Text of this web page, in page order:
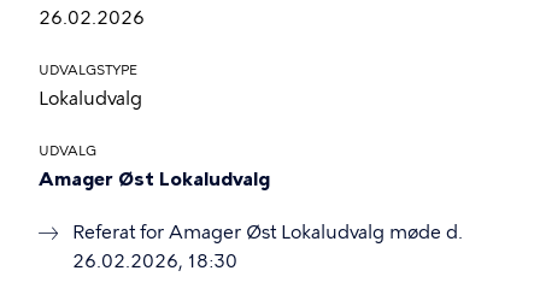
26.02.2026
UDVALGSTYPE
Lokaludvalg
UDVALG
Amager Øst Lokaludvalg
Referat for Amager Øst Lokaludvalg møde d.
26.02.2026, 18:30